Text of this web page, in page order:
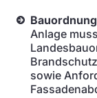
Anlage
sowie